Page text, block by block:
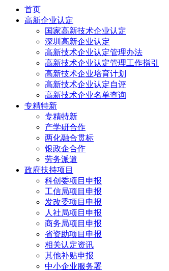
首页
高新企业认定
国家高新技术企业认定
深圳高新企业认定
高新技术企业认定管理办法
高新技术企业认定管理工作指引
高新技术企业培育计划
高新技术企业认定自评
高新技术企业名单查询
专精特新
专精特新
产学研合作
两化融合贯标
银政企合作
劳务派遣
政府扶持项目
科创委项目申报
工信局项目申报
发改委项目申报
人社局项目申报
商务局项目申报
省资助项目申报
相关认定资讯
其他补贴申报
中小企业服务署